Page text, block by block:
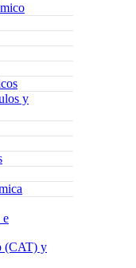
y
e
(CAT) y